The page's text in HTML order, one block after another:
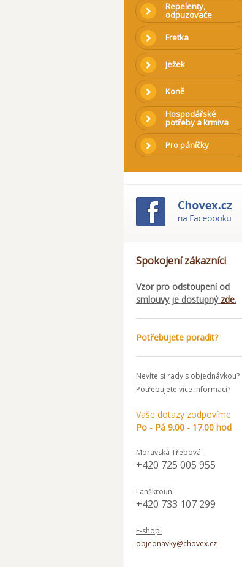
Repelenty,
odpuzovače
Fretka
Ježek
Koně
Hospodářské
potřeby a krmiva
Pro páníčky
Spokojení zákazníci
Vzor pro odstoupení od
smlouvy je dostupný zde.
Potřebujete poradit?
Nevíte si rady s objednávkou?
Potřebujete více informací?
Vaše dotazy zodpovíme
Po - Pá 9.00 - 17.00 hod
Moravská Třebová:
+420 725 005 955
Lanškroun:
+420 733 107 299
E-shop:
objednavky@chovex.cz